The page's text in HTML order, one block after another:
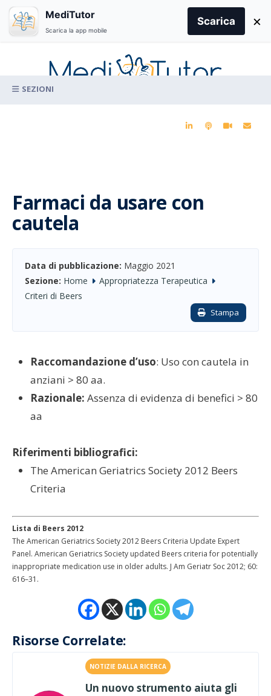
content
Farmaci da usare con
cautela
Data di pubblicazione: Maggio 2021
Sezione: Home
Appropriatezza Terapeutica
Criteri di Beers
Stampa
Raccomandazione d’uso: Uso con cautela in
anziani > 80 aa.
Razionale: Assenza di evidenza di benefici > 80
aa
Riferimenti bibliografici:
The American Geriatrics Society 2012 Beers
Criteria
Lista di Beers 2012
The American Geriatrics Society 2012 Beers Criteria Update Expert
Panel. American Geriatrics Society updated Beers criteria for potentially
inappropriate medication use in older adults. J Am Geriatr Soc 2012; 60:
616–31.
Risorse Correlate:
NOTIZIE DALLA RICERCA
Un nuovo strumento aiuta gli
for:
MediTutor
Scarica la app mobile
Scarica ×